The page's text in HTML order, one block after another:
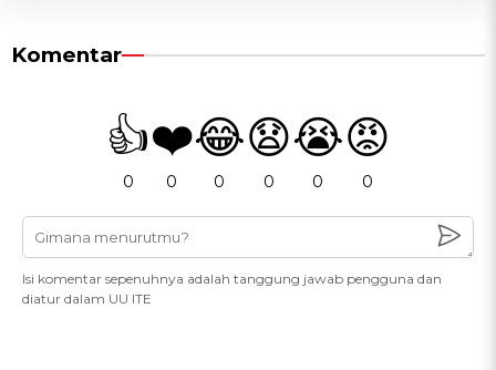
Komentar
👍
0
❤️
0
😂
0
😧
0
😭
0
😡
0
Isi komentar sepenuhnya adalah tanggung jawab pengguna dan
diatur dalam UU ITE